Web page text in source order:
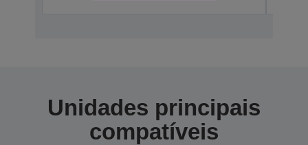
Unidades principais
compatíveis